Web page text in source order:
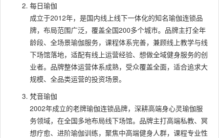
每日瑜伽
成立于2012年，是国内线上线下一体化的知名瑜伽连锁品
牌，布局范围广泛，覆盖全国200多个城市。品牌主打全年
龄段、全场景瑜伽服务，课程体系完善，兼顾线上教学与线
下场馆落地，适配有线上运营经验、想做全域健身服务的创
业者。品牌整体运营体系成熟，受众覆盖全面，适合追求大
规模、全品类运营的投资场景。
梵音瑜伽
2002年成立的老牌瑜伽连锁品牌，深耕高端身心灵瑜伽服
务领域，在全国多地布局线下场馆。品牌主打高端私教、冥
想疗愈、进阶瑜伽训练，聚焦中高端健身人群，课程专业性